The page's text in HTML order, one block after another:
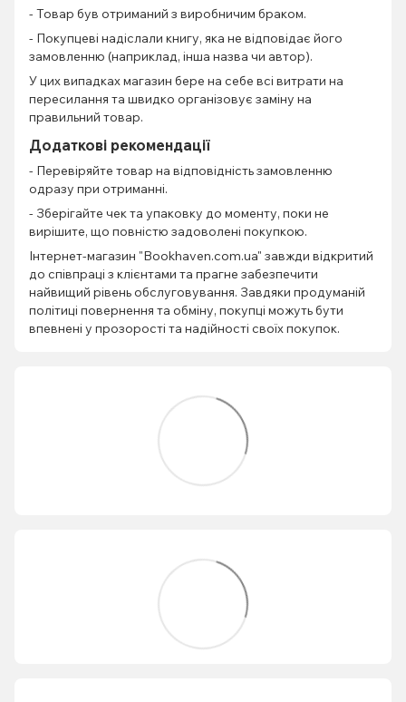
- Товар був отриманий з виробничим браком.
- Покупцеві надіслали книгу, яка не відповідає його
замовленню (наприклад, інша назва чи автор).
У цих випадках магазин бере на себе всі витрати на
пересилання та швидко організовує заміну на
правильний товар.
Додаткові рекомендації
- Перевіряйте товар на відповідність замовленню
одразу при отриманні.
- Зберігайте чек та упаковку до моменту, поки не
вирішите, що повністю задоволені покупкою.
Інтернет-магазин "Bookhaven.com.ua" завжди відкритий
до співпраці з клієнтами та прагне забезпечити
найвищий рівень обслуговування. Завдяки продуманій
політиці повернення та обміну, покупці можуть бути
впевнені у прозорості та надійності своїх покупок.